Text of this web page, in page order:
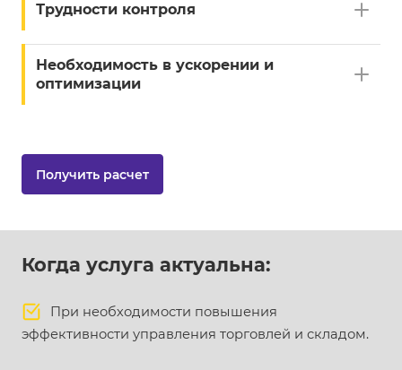
Трудности контроля
Необходимость в ускорении и
оптимизации
Получить расчет
Когда услуга актуальна:
При необходимости повышения
эффективности управления торговлей и складом.